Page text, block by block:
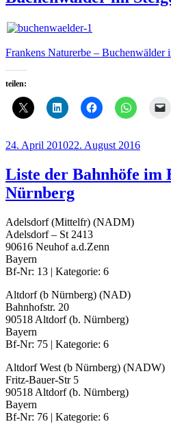
Frankens Naturerbe – Buchenwälder
teilen:
Veröffentlicht
24. April 201022. August 2016
Liste der Bahnhöfe im
Nürnberg
Adelsdorf (Mittelfr) (NADM)
Adelsdorf – St 2413
90616 Neuhof a.d.Zenn
Bayern
Bf-Nr: 13 | Kategorie: 6
Altdorf (b Nürnberg) (NAD)
Bahnhofstr. 20
90518 Altdorf (b. Nürnberg)
Bayern
Bf-Nr: 75 | Kategorie: 6
Altdorf West (b Nürnberg) (NADW)
Fritz-Bauer-Str 5
90518 Altdorf (b. Nürnberg)
Bayern
Bf-Nr: 76 | Kategorie: 6